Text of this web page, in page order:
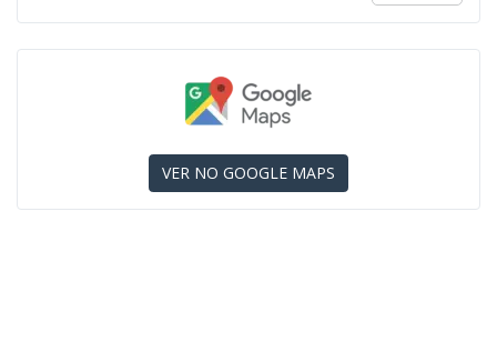
VER NO GOOGLE MAPS